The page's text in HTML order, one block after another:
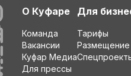
О Куфаре
Команда
Вакансии
Куфар Медиа
Для прессы
Для
Тарифы
Размещение